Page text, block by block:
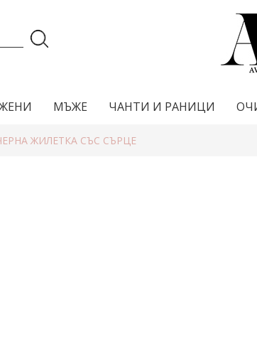
МЪЖЕ ЧАНТИ И РАНИЦИ
ЖИЛЕТКА СЪС СЪРЦЕ